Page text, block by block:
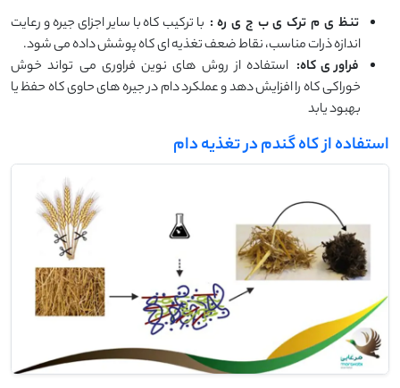
تنظ ی م ترک یب ج ی ره : با ترکیب کاه با سایر اجزای جیره و رعایت
اندازه ذرات مناسب، نقاط ضعف تغذیه ای کاه پوشش داده می شود.
فراور ی کاه: استفاده از روش های نوین فراوری می تواند خوش
خوراکی کاه را افزایش دهد و عملکرد دام در جیره های حاوی کاه حفظ یا
بهبود یابد
استفاده از کاه گندم در تغذیه دام